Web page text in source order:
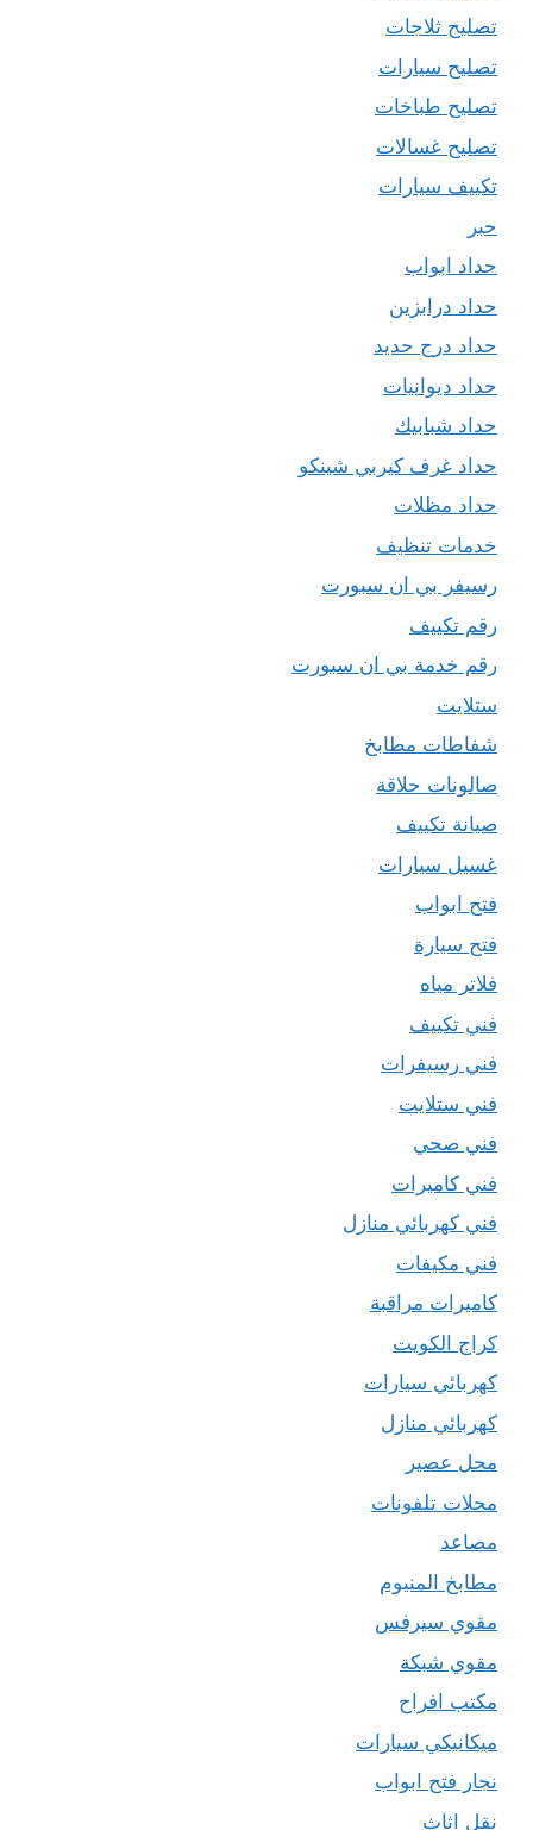
تصليح ثلاجات
تصليح سيارات
تصليح طباخات
تصليح غسالات
تكييف سيارات
حبر
حداد ابواب
حداد درابزين
حداد درج حديد
حداد ديوانيات
حداد شبابيك
حداد غرف كيربي شينكو
حداد مظلات
خدمات تنظيف
رسيفر بي ان سبورت
رقم تكييف
رقم خدمة بي ان سبورت
ستلايت
شفاطات مطابخ
صالونات حلاقة
صيانة تكييف
غسيل سيارات
فتح ابواب
فتح سيارة
فلاتر مياه
فني تكييف
فني رسيفرات
فني ستلايت
فني صحي
فني كاميرات
فني كهربائي منازل
فني مكيفات
كاميرات مراقبة
كراج الكويت
كهربائي سيارات
كهربائي منازل
محل عصير
محلات تلفونات
مصاعد
مطابخ المنيوم
مقوي سيرفس
مقوي شبكة
مكتب افراح
ميكانيكي سيارات
نجار فتح ابواب
نقل اثاث